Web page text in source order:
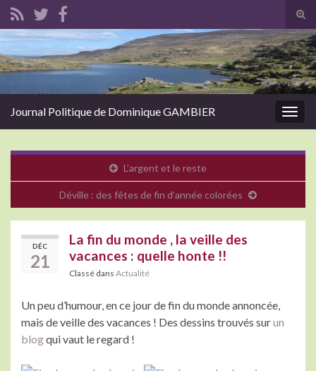
Search for:
Journal Politique de Dominique GAMBIER
L’argent et le reste
Déville : des fêtes de fin d’année colorées
DÉC
21
La fin du monde , la veille des
vacances : quelle honte !!
Classé dans Actualité
Un peu d’humour, en ce jour de fin du monde annoncée,
mais de veille des vacances ! Des dessins trouvés surun
blogqui vaut le regard !